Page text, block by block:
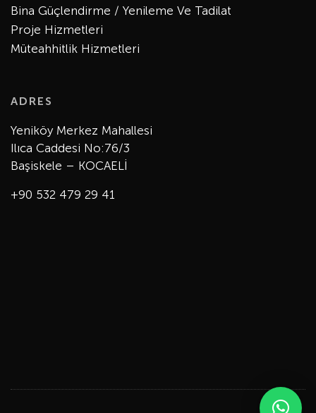
Bina Güçlendirme / Yenileme Ve Tadilat
Proje Hizmetleri
Müteahhitlik Hizmetleri
ADRES
Yeniköy Merkez Mahallesi
Ilıca Caddesi No:76/3
Başiskele – KOCAELİ
+90 532 479 29 41